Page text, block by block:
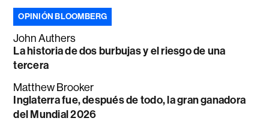
OPINIÓN BLOOMBERG
John Authers
La historia de dos burbujas y el riesgo de una
tercera
Matthew Brooker
Inglaterra fue, después de todo, la gran ganadora
del Mundial 2026